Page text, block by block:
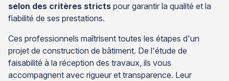
selon des critères stricts pour garantir la qualité et la
fiabilité de ses prestations.
Ces professionnels maîtrisent toutes les étapes d'un
projet de construction de bâtiment. De l'étude de
faisabilité à la réception des travaux, ils vous
accompagnent avec rigueur et transparence. Leur